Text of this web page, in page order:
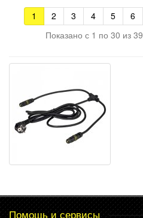
1 2 3 4 5 6
Показано с 1 по 30 из
Помощь и сервисы